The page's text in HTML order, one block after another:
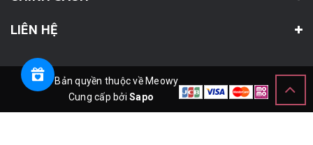
LIÊN HỆ
© Bản quyền thuộc về Meowy
Cung cấp bởiSapo